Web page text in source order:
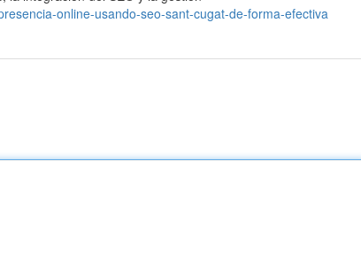
online-usando-seo-sant-cugat-de-forma-efectiva